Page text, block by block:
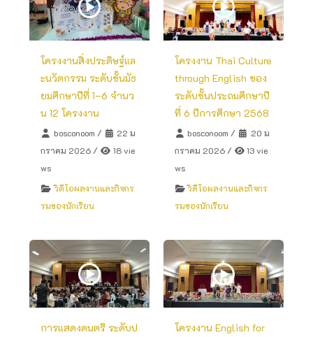
โครงงานสิ่งประดิษฐ์แล
ะนวัตกรรม ระดับชั้นมัธ
ยมศึกษาปีที่ 1–6 จำนว
น 12 โครงงาน
bosconoom /
22 ม
กราคม 2026/
18 vie
ws
วิดีโอผลงานและกิจกร
รมของนักเรียน
โครงงาน Thai Culture
through English ของ
ระดับชั้นประถมศึกษาปี
ที่ 6 ปีการศึกษา 2568
bosconoom /
20 ม
กราคม 2026/
13 vie
ws
วิดีโอผลงานและกิจกร
รมของนักเรียน
การแสดงดนตรี ระดับป
โครงงาน English for